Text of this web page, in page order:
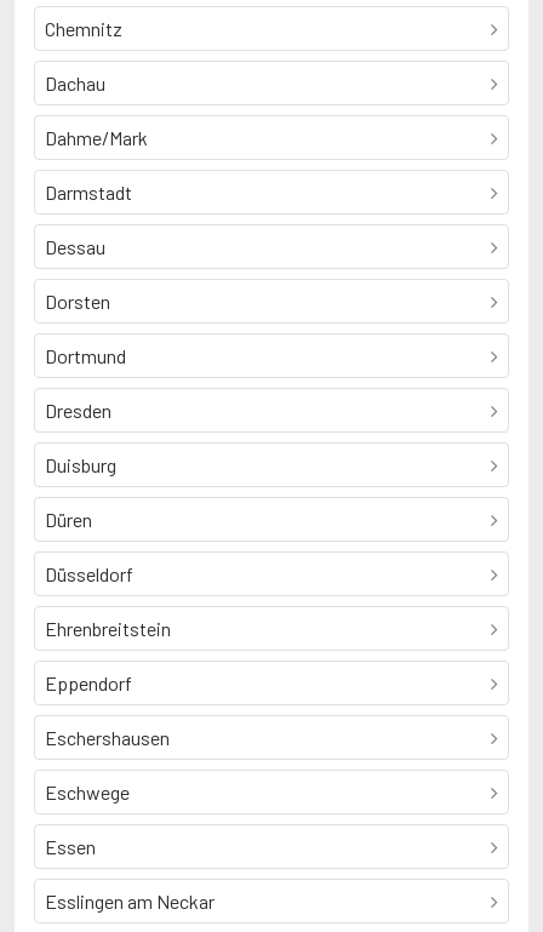
Chemnitz
Dachau
Dahme/Mark
Darmstadt
Dessau
Dorsten
Dortmund
Dresden
Duisburg
Düren
Düsseldorf
Ehrenbreitstein
Eppendorf
Eschershausen
Eschwege
Essen
Esslingen am Neckar